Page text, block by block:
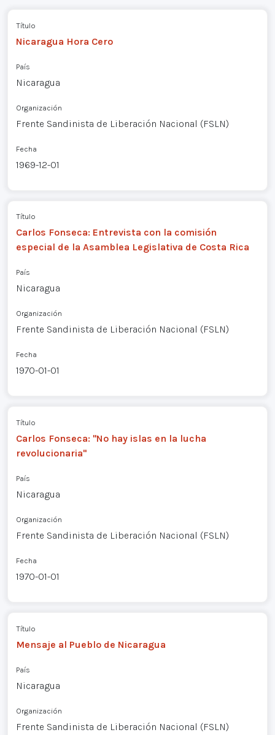
Título
Nicaragua Hora Cero
País
Nicaragua
Organización
Frente Sandinista de Liberación Nacional (FSLN)
Fecha
1969-12-01
Título
Carlos Fonseca: Entrevista con la comisión
especial de la Asamblea Legislativa de Costa Rica
País
Nicaragua
Organización
Frente Sandinista de Liberación Nacional (FSLN)
Fecha
1970-01-01
Título
Carlos Fonseca: "No hay islas en la lucha
revolucionaria"
País
Nicaragua
Organización
Frente Sandinista de Liberación Nacional (FSLN)
Fecha
1970-01-01
Título
Mensaje al Pueblo de Nicaragua
País
Nicaragua
Organización
Frente Sandinista de Liberación Nacional (FSLN)